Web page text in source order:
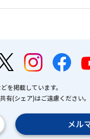
を掲載しています。
(シェア)はご遠慮ください。
メル